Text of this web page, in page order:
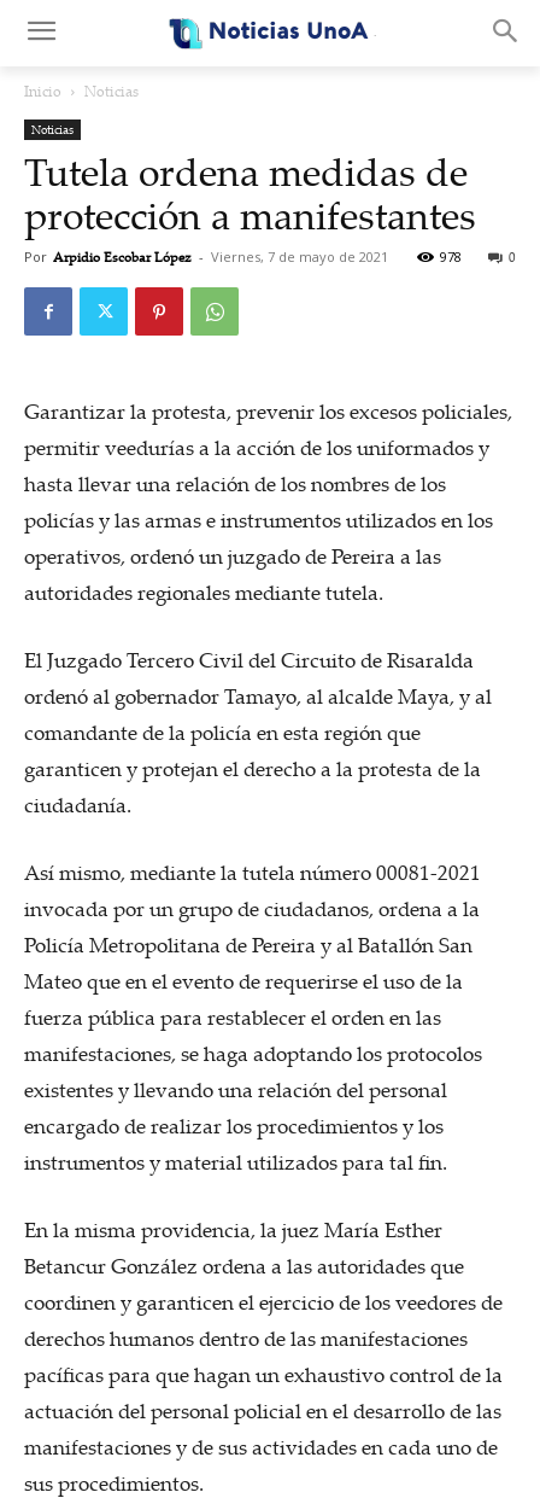
Inicio Noticias
Noticias
Tutela ordena medidas de
protección a manifestantes
Por Arpidio Escobar López - Viernes, 7 de mayo de 2021 0
978
Garantizar la protesta, prevenir los excesos policiales,
permitir veedurías a la acción de los uniformados y
hasta llevar una relación de los nombres de los
policías y las armas e instrumentos utilizados en los
operativos, ordenó un juzgado de Pereira a las
autoridades regionales mediante tutela.
El Juzgado Tercero Civil del Circuito de Risaralda
ordenó al gobernador Tamayo, al alcalde Maya, y al
comandante de la policía en esta región que
garanticen y protejan el derecho a la protesta de la
ciudadanía.
Así mismo, mediante la tutela número 00081-2021
invocada por un grupo de ciudadanos, ordena a la
Policía Metropolitana de Pereira y al Batallón San
Mateo que en el evento de requerirse el uso de la
fuerza pública para restablecer el orden en las
manifestaciones, se haga adoptando los protocolos
existentes y llevando una relación del personal
encargado de realizar los procedimientos y los
instrumentos y material utilizados para tal fin.
En la misma providencia, la juez María Esther
Betancur González ordena a las autoridades que
coordinen y garanticen el ejercicio de los veedores de
derechos humanos dentro de las manifestaciones
pacíficas para que hagan un exhaustivo control de la
actuación del personal policial en el desarrollo de las
manifestaciones y de sus actividades en cada uno de
sus procedimientos.